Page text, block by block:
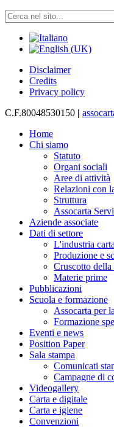
Disclaimer
Credits
Privacy policy
C.F.80048530150 |
Home
Chi siamo
Statuto
Organi sociali
Aree di attività
Relazioni con
Struttura
Assocarta
Aziende associate
Dati di settore
L'industria
Produzione e
Cruscotto
Materie prime
Pubblicazioni
Scuola e formazione
Assocarta per
Formazione
Eventi e news
Position Paper
Sala stampa
Comunicati
Campagne di
Videogallery
Carta e digitale
Carta e igiene
Convenzioni